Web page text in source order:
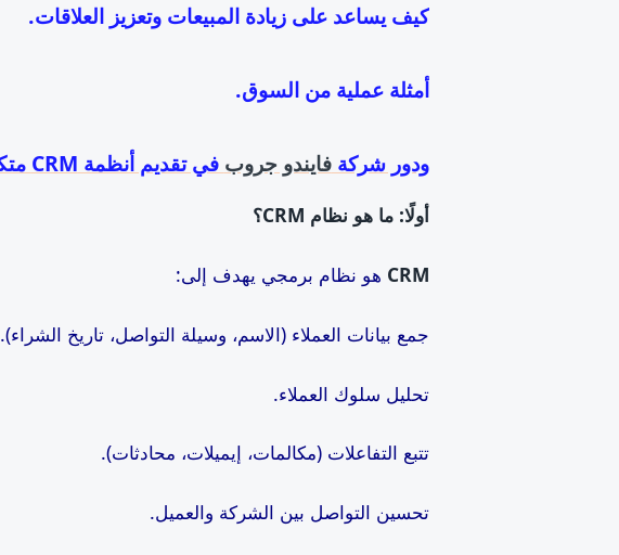
كيف يساعد على زيادة المبيعات وتعزيز العلاقات.
أمثلة عملية من السوق.
ودور شركةفايندو جروب في تقديم أنظمة CRM متكاملة.
أولًا: ما هو نظام ؟
CRM هو نظام برمجي يهدف إلى:
جمع بيانات العملاء (الاسم، وسيلة التواصل، تاريخ الشراء).
تحليل سلوك العملاء.
تتبع التفاعلات (مكالمات، إيميلات، محادثات).
تحسين التواصل بين الشركة والعميل.